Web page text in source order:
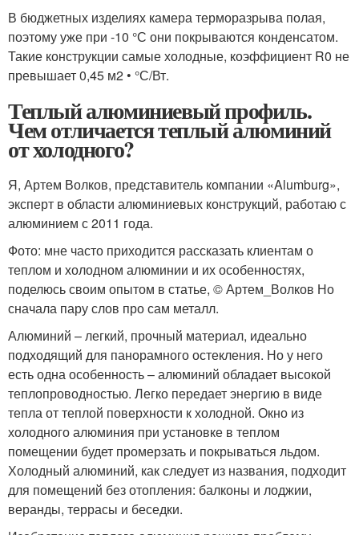
В бюджетных изделиях камера терморазрыва полая,
поэтому уже при -10 °С они покрываются конденсатом.
Такие конструкции самые холодные, коэффициент R0 не
превышает 0,45 м2 • °С/Вт.
Теплый алюминиевый профиль.
Чем отличается теплый алюминий
от холодного?
Я, Артем Волков, представитель компании «Alumburg»,
эксперт в области алюминиевых конструкций, работаю с
алюминием с 2011 года.
Фото: мне часто приходится рассказать клиентам о
теплом и холодном алюминии и их особенностях,
поделюсь своим опытом в статье, © Артем_Волков Но
сначала пару слов про сам металл.
Алюминий – легкий, прочный материал, идеально
подходящий для панорамного остекления. Но у него
есть одна особенность – алюминий обладает высокой
теплопроводностью. Легко передает энергию в виде
тепла от теплой поверхности к холодной. Окно из
холодного алюминия при установке в теплом
помещении будет промерзать и покрываться льдом.
Холодный алюминий, как следует из названия, подходит
для помещений без отопления: балконы и лоджии,
веранды, террасы и беседки.